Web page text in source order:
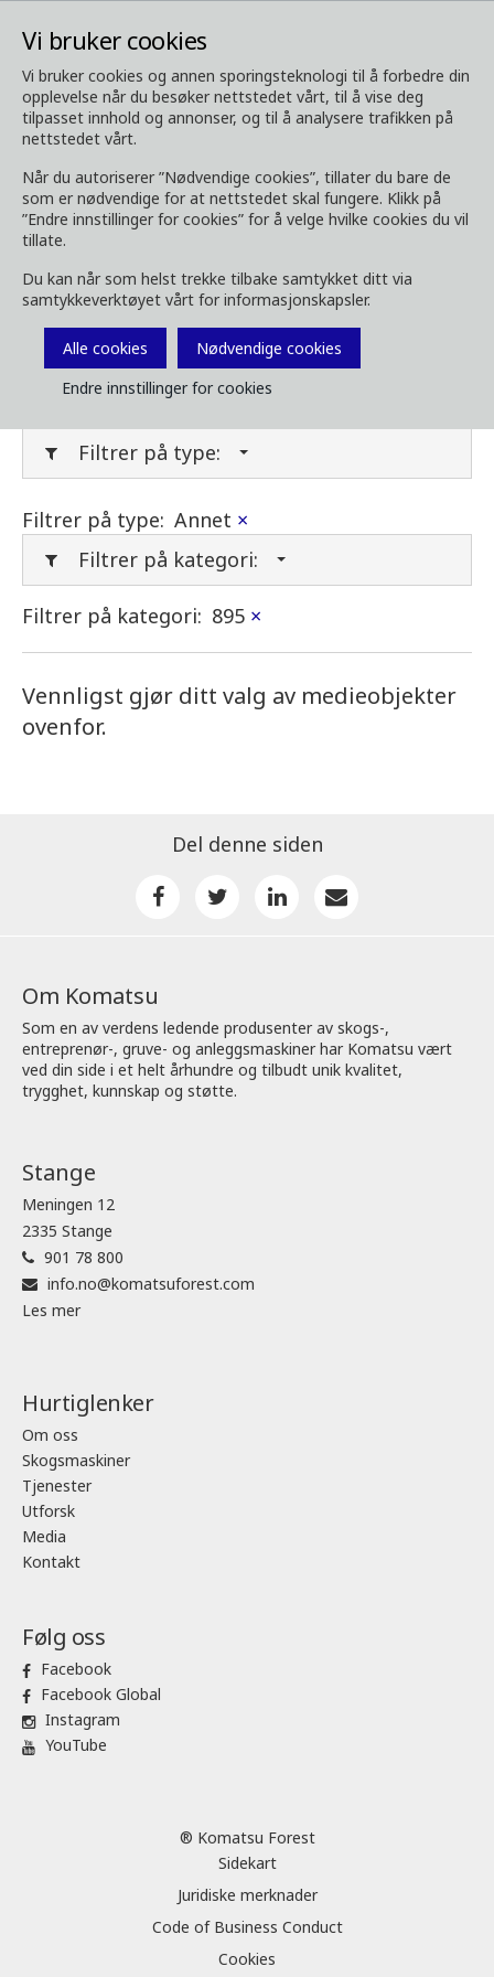
Vi bruker cookies
Vi bruker cookies og annen sporingsteknologi til å forbedre din
opplevelse når du besøker nettstedet vårt, til å vise deg
tilpasset innhold og annonser, og til å analysere trafikken på
nettstedet vårt.
Når du autoriserer ”Nødvendige cookies”, tillater du bare de
som er nødvendige for at nettstedet skal fungere. Klikk på
”Endre innstillinger for cookies” for å velge hvilke cookies du vil
tillate.
Du kan når som helst trekke tilbake samtykket ditt via
samtykkeverktøyet vårt for informasjonskapsler.
Alle cookies
Nødvendige cookies
Endre innstillinger for cookies
Media Last ned media
Last ned media
kundemagasin og annet media her. Filtrer på
type eller kategori i menyene under.
Filter media
Filtrer på type:
Filtrer på type: Annet ×
Filtrer på kategori:
Filtrer på kategori: 895 ×
Vennligst gjør ditt valg av medieobjekter
ovenfor.
Del denne siden
Om Komatsu
Som en av verdens ledende produsenter av skogs-,
entreprenør-, gruve- og anleggsmaskiner har Komatsu vært
ved din side i et helt århundre og tilbudt unik kvalitet,
trygghet, kunnskap og støtte.
Stange
Meningen 12
2335 Stange
901 78 800
info.no@komatsuforest.com
Les mer
Hurtiglenker
Om oss
Skogsmaskiner
Tjenester
Utforsk
Media
Kontakt
Følg oss
Facebook
Facebook Global
Instagram
YouTube
® Komatsu Forest
Sidekart
Juridiske merknader
Code of Business Conduct
Cookies